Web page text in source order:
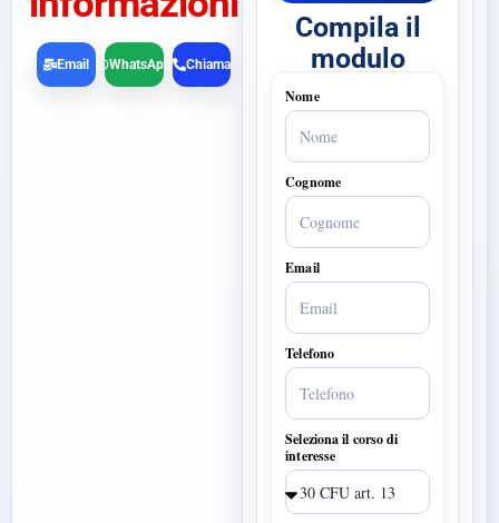
Chiama
Email WhatsApp
Compila il
modulo
Nome
Cognome
Email
Telefono
Seleziona il corso di
interesse